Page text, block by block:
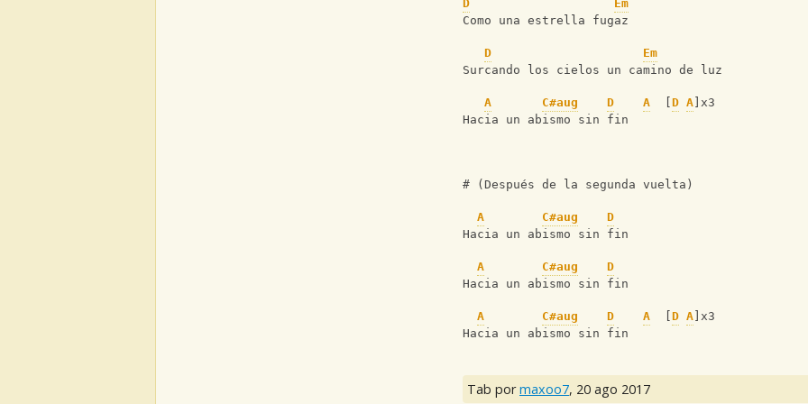
D
Em
Como una estrella fugaz
D
Em
Surcando los cielos un camino de luz
A C#aug D A D A ]x3
Hacia un abismo sin fin
# (Después de la segunda vuelta)
A C#aug
D
Hacia un abismo sin fin
A C#aug
D
Hacia un abismo sin fin
A C#aug D A D A ]x3
Hacia un abismo sin fin
Tab pormaxoo7, 20 ago 2017